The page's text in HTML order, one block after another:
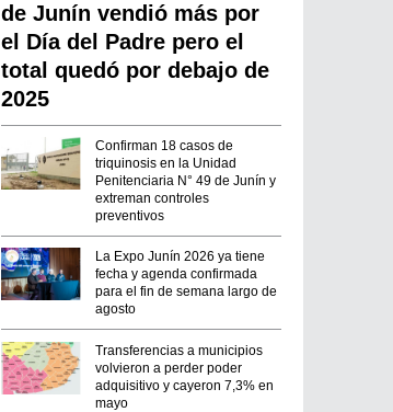
de Junín vendió más por
el Día del Padre pero el
total quedó por debajo de
2025
Confirman 18 casos de
triquinosis en la Unidad
Penitenciaria N° 49 de Junín y
extreman controles
preventivos
La Expo Junín 2026 ya tiene
fecha y agenda confirmada
para el fin de semana largo de
agosto
Transferencias a municipios
volvieron a perder poder
adquisitivo y cayeron 7,3% en
mayo